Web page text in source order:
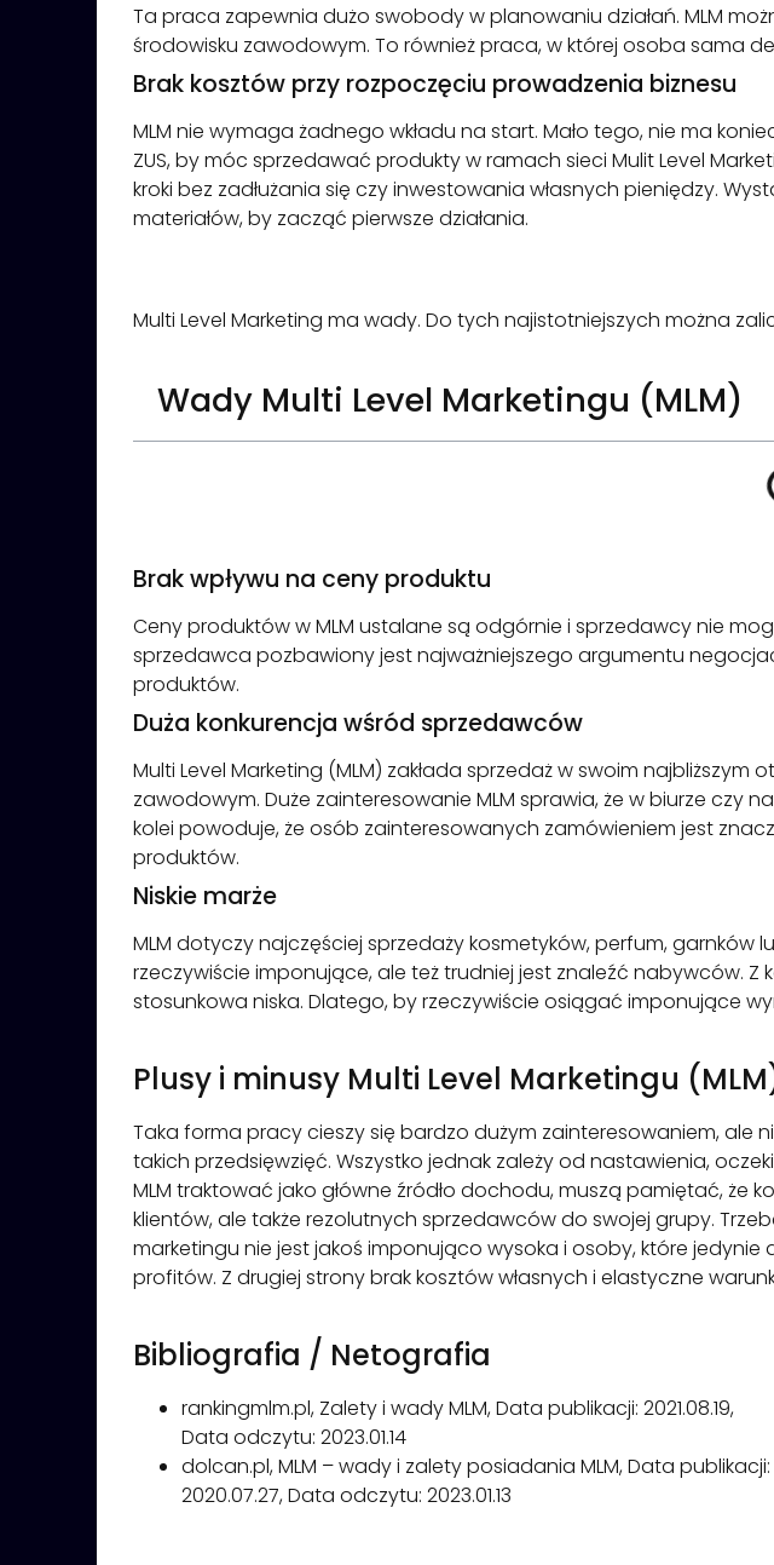
Ta praca zapewnia dużo swobody w planowaniu działań. MLM
środowisku zawodowym. To również praca, w której osoba sama
Brak kosztów przy rozpoczęciu prowadzenia biznesu
MLM nie wymaga żadnego wkładu na start. Mało tego, nie ma
ZUS, by móc sprzedawać produkty w ramach sieci Mulit Level
kroki bez zadłużania się czy inwestowania własnych pieniędzy.
materiałów, by zacząć pierwsze działania.
Multi Level Marketing ma wady. Do tych najistotniejszych można
Wady Multi Level Marketingu (MLM)
Brak wpływu na ceny produktu
Ceny produktów w MLM ustalane są odgórnie i sprzedawcy nie
sprzedawca pozbawiony jest najważniejszego argumentu
produktów.
Duża konkurencja wśród sprzedawców
Multi Level Marketing (MLM) zakłada sprzedaż w swoim
zawodowym. Duże zainteresowanie MLM sprawia, że w biurze czy
kolei powoduje, że osób zainteresowanych zamówieniem jest
produktów.
Niskie marże
MLM dotyczy najczęściej sprzedaży kosmetyków, perfum,
rzeczywiście imponujące, ale też trudniej jest znaleźć nabywców.
stosunkowa niska. Dlatego, by rzeczywiście osiągać imponujące
Plusy i minusy Multi Level Marketingu
Taka forma pracy cieszy się bardzo dużym zainteresowaniem,
takich przedsięwzięć. Wszystko jednak zależy od nastawienia,
MLM traktować jako główne źródło dochodu, muszą pamiętać, że
klientów, ale także rezolutnych sprzedawców do swojej grupy.
marketingu nie jest jakoś imponująco wysoka i osoby, które
profitów. Z drugiej strony brak kosztów własnych i elastyczne
Bibliografia / Netografia
rankingmlm.pl, Zalety i wady MLM, Data publikacji: 2021.08.19,
Data odczytu: 2023.01.14
dolcan.pl, MLM – wady i zalety posiadania MLM, Data publikacji:
2020.07.27, Data odczytu: 2023.01.13